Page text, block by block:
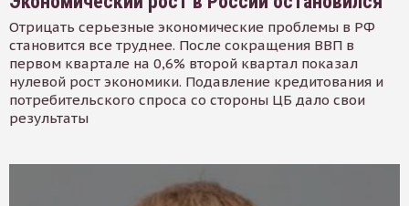
Отрицать серьезные экономические проблемы в РФ
становится все труднее. После сокращения ВВП в
первом квартале на 0,6% второй квартал показал
нулевой рост экономики. Подавление кредитования и
потребительского спроса со стороны ЦБ дало свои
результаты